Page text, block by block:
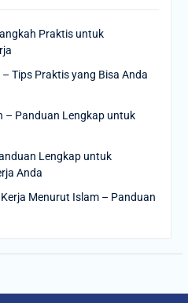
Praktis untuk
Tips Praktis yang Bisa Anda
– Panduan Lengkap untuk
Lengkap untuk
Anda
Menurut Islam – Panduan